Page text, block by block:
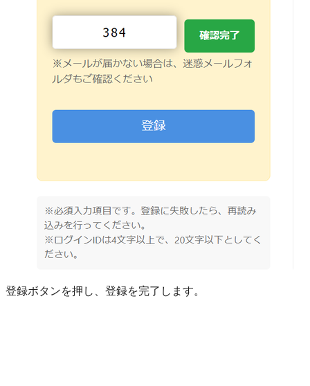
登録ボタンを押し、登録を完了します。